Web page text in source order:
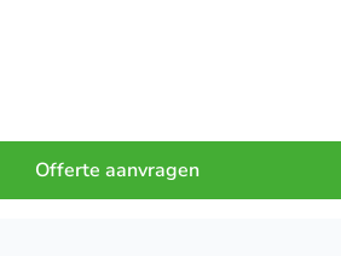
Offerte aanvragen